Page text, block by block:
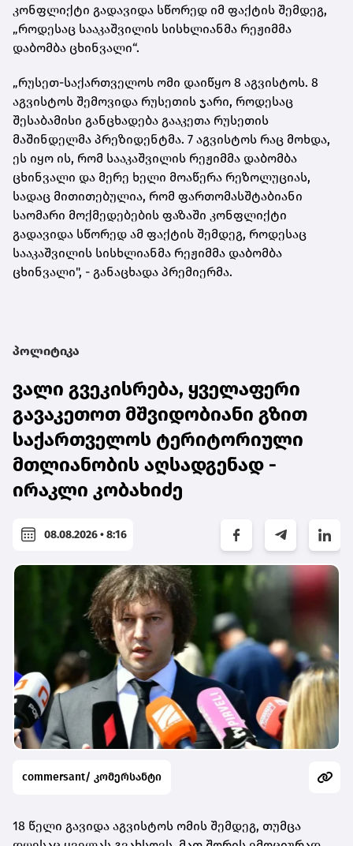
კონფლიქტი გადავიდა სწორედ იმ ფაქტის შემდეგ,
„როდესაც სააკაშვილის სისხლიანმა რეჟიმმა
დაბომბა ცხინვალი“.
„რუსეთ-საქართველოს ომი დაიწყო 8 აგვისტოს. 8
აგვისტოს შემოვიდა რუსეთის ჯარი, როდესაც
შესაბამისი განცხადება გააკეთა რუსეთის
მაშინდელმა პრეზიდენტმა. 7 აგვისტოს რაც მოხდა,
ეს იყო ის, რომ სააკაშვილის რეჟიმმა დაბომბა
ცხინვალი და მერე ხელი მოაწერა რეზოლუციას,
სადაც მითითებულია, რომ ფართომასშტაბიანი
საომარი მოქმედებების ფაზაში კონფლიქტი
გადავიდა სწორედ ამ ფაქტის შემდეგ, როდესაც
სააკაშვილის სისხლიანმა რეჟიმმა დაბომბა
ცხინვალი", - განაცხადა პრემიერმა.
პოლიტიკა
ვალი გვეკისრება, ყველაფერი
გავაკეთოთ მშვიდობიანი გზით
საქართველოს ტერიტორიული
მთლიანობის აღსადგენად -
ირაკლი კობახიძე
08.08.2026 • 8:16
commersant/ კომერსანტი
18 წელი გავიდა აგვისტოს ომის შემდეგ, თუმცა